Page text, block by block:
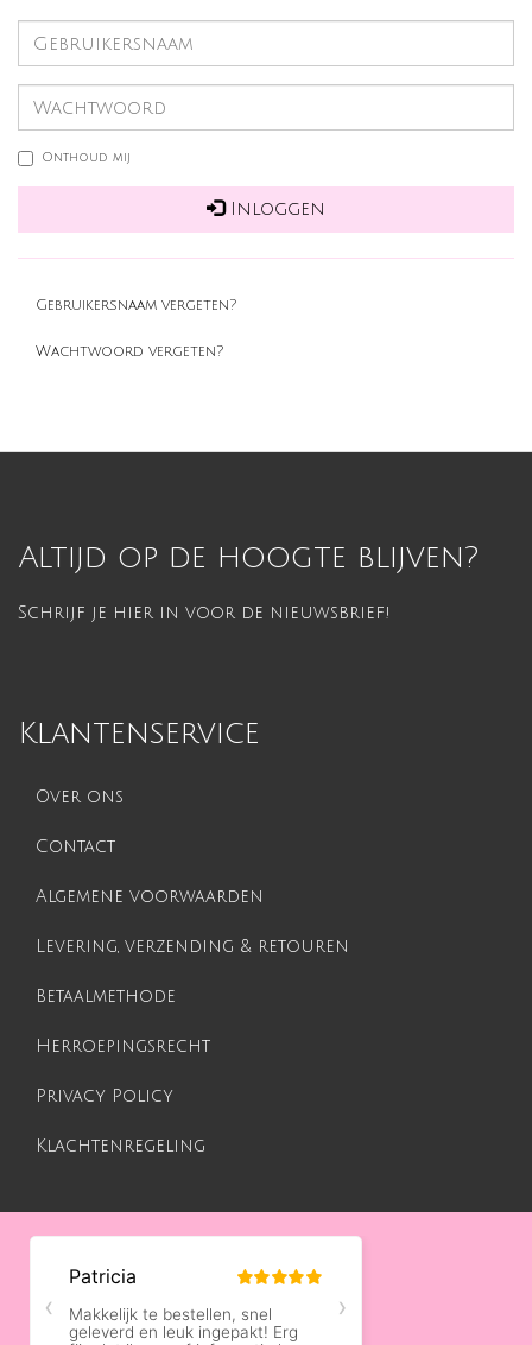
Onthoud mij
Inloggen
Gebruikersnaam vergeten?
Wachtwoord vergeten?
Altijd op de hoogte blijven?
Schrijf je hier in voor de nieuwsbrief!
Klantenservice
Over ons
Contact
Algemene voorwaarden
Levering, verzending & retouren
Betaalmethode
Herroepingsrecht
Privacy Policy
Klachtenregeling